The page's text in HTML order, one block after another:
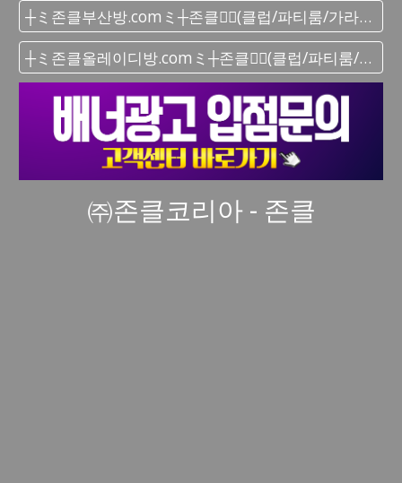
┼ミ존클부산방.comミ┼존클❤️‍🔥(클럽/파티룸/가라오케) - 단톡방
┼ミ존클올레이디방.comミ┼존클❤️‍🔥(클럽/파티룸/가라오케) - 단톡방
㈜존클코리아 - 존클